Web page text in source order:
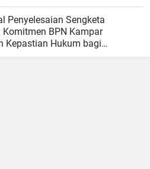
Penyelesaian Sengketa
Komitmen BPN Kampar
Kepastian Hukum bagi